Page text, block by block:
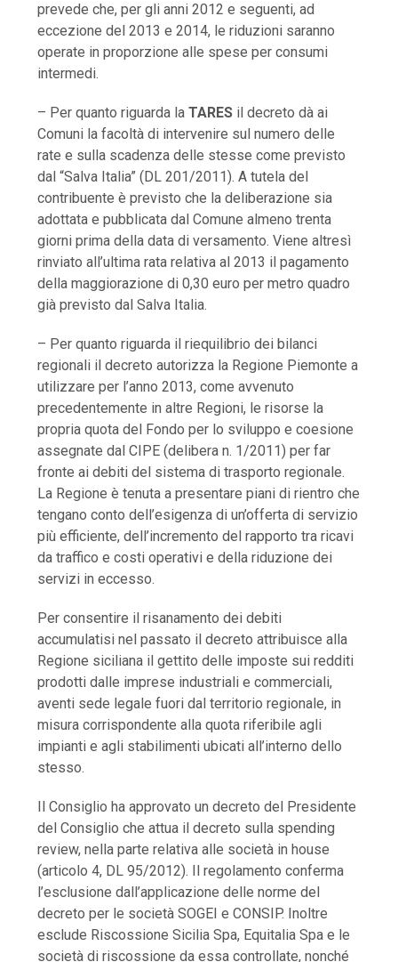
prevede che, per gli anni 2012 e seguenti, ad
eccezione del 2013 e 2014, le riduzioni saranno
operate in proporzione alle spese per consumi
intermedi.
– Per quanto riguarda laTARES il decreto dà ai
Comuni la facoltà di intervenire sul numero delle
rate e sulla scadenza delle stesse come previsto
dal “Salva Italia” (DL 201/2011). A tutela del
contribuente è previsto che la deliberazione sia
adottata e pubblicata dal Comune almeno trenta
giorni prima della data di versamento. Viene altresì
rinviato all’ultima rata relativa al 2013 il pagamento
della maggiorazione di 0,30 euro per metro quadro
già previsto dal Salva Italia.
– Per quanto riguarda il riequilibrio dei bilanci
regionali il decreto autorizza la Regione Piemonte a
utilizzare per l’anno 2013, come avvenuto
precedentemente in altre Regioni, le risorse la
propria quota del Fondo per lo sviluppo e coesione
assegnate dal CIPE (delibera n. 1/2011) per far
fronte ai debiti del sistema di trasporto regionale.
La Regione è tenuta a presentare piani di rientro che
tengano conto dell’esigenza di un’offerta di servizio
più efficiente, dell’incremento del rapporto tra ricavi
da traffico e costi operativi e della riduzione dei
servizi in eccesso.
Per consentire il risanamento dei debiti
accumulatisi nel passato il decreto attribuisce alla
Regione siciliana il gettito delle imposte sui redditi
prodotti dalle imprese industriali e commerciali,
aventi sede legale fuori dal territorio regionale, in
misura corrispondente alla quota riferibile agli
impianti e agli stabilimenti ubicati all’interno dello
stesso.
Il Consiglio ha approvato un decreto del Presidente
del Consiglio che attua il decreto sulla spending
review, nella parte relativa alle società in house
(articolo 4, DL 95/2012). Il regolamento conferma
l’esclusione dall’applicazione delle norme del
decreto per le società SOGEI e CONSIP. Inoltre
esclude Riscossione Sicilia Spa, Equitalia Spa e le
società di riscossione da essa controllate, nonché